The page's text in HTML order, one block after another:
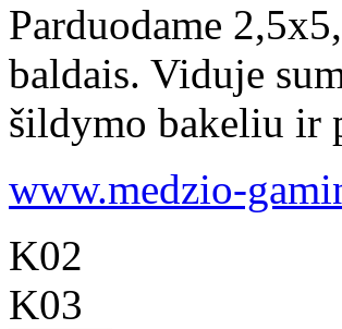
Parduodame
baldais. Viduje
šildymo bakeliu ir
www.medzio-
K02
K03